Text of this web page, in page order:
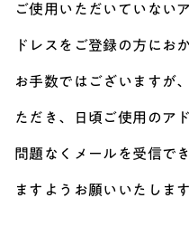
ご使用いただいていない
ドレスをご登録の方にお
お手数ではございますが
ただき、日頃ご使用のア
問題なくメールを受信で
ますようお願いいたします